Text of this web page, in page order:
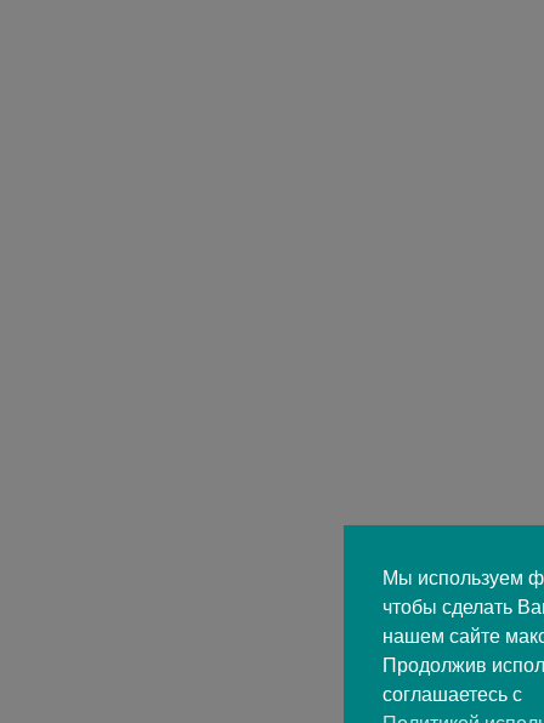
Мы используем
чтобы сделать
нашем сайте
Продолжив
соглашаетесь с